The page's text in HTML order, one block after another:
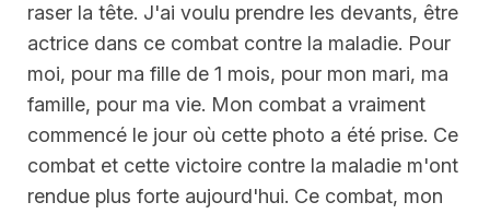
raser la tête. J'ai voulu prendre les devants, être
actrice dans ce combat contre la maladie. Pour
moi, pour ma fille de 1 mois, pour mon mari, ma
famille, pour ma vie. Mon combat a vraiment
commencé le jour où cette photo a été prise. Ce
combat et cette victoire contre la maladie m'ont
rendue plus forte aujourd'hui. Ce combat, mon